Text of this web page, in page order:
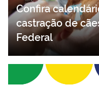
Confira
castração de
Federal